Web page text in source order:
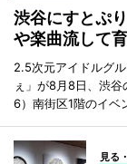
渋谷にすとぷ
や楽曲流して
2.5次元アイドルグ
ぇ」が8月8日、渋谷
6）南街区1階のイベ
見る